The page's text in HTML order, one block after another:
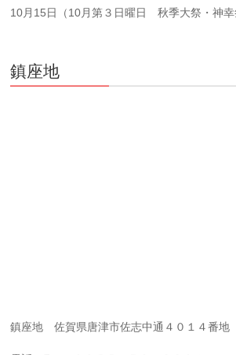
10月15日（10月第３日曜日 秋季大祭・神幸
鎮座地
鎮座地 佐賀県唐津市佐志中通４０１４番地